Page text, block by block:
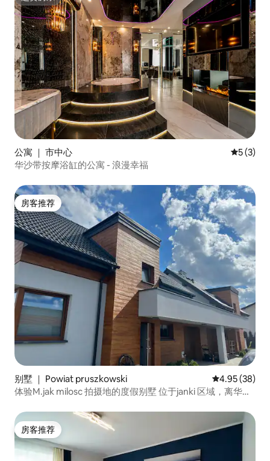
公寓 ｜ 市中心 平均评分
5 (3)
华沙带按摩浴缸的公寓 - 浪漫幸福
房客推荐
房客推荐
别墅 ｜ Powiat pruszkowski 平均评分
4.95 (38)
体验M.jak milosc 拍摄地的度假别墅 位于janki 区域，离华沙
房客推荐
房客推荐